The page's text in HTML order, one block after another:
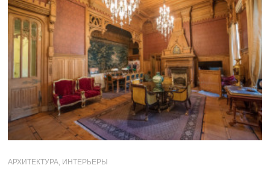
АРХИТЕКТУРА, ИНТЕРЬЕРЫ